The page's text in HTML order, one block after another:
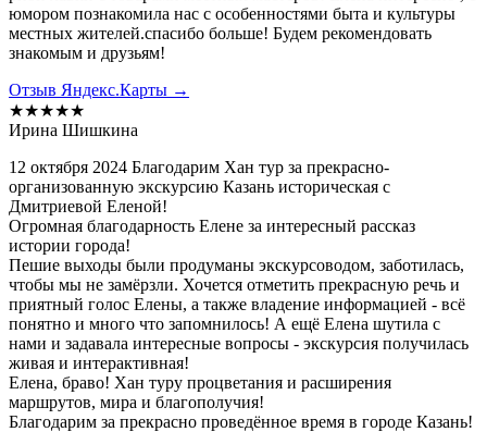
юмором познакомила нас с особенностями быта и культуры
местных жителей.спасибо больше! Будем рекомендовать
знакомым и друзьям!
Отзыв Яндекс.Карты →
★★★★★
Ирина Шишкина
12 октября 2024 Благодарим Хан тур за прекрасно-
организованную экскурсию Казань историческая с
Дмитриевой Еленой!
Огромная благодарность Елене за интересный рассказ
истории города!
Пешие выходы были продуманы экскурсоводом, заботилась,
чтобы мы не замёрзли. Хочется отметить прекрасную речь и
приятный голос Елены, а также владение информацией - всё
понятно и много что запомнилось! А ещё Елена шутила с
нами и задавала интересные вопросы - экскурсия получилась
живая и интерактивная!
Елена, браво! Хан туру процветания и расширения
маршрутов, мира и благополучия!
Благодарим за прекрасно проведённое время в городе Казань!